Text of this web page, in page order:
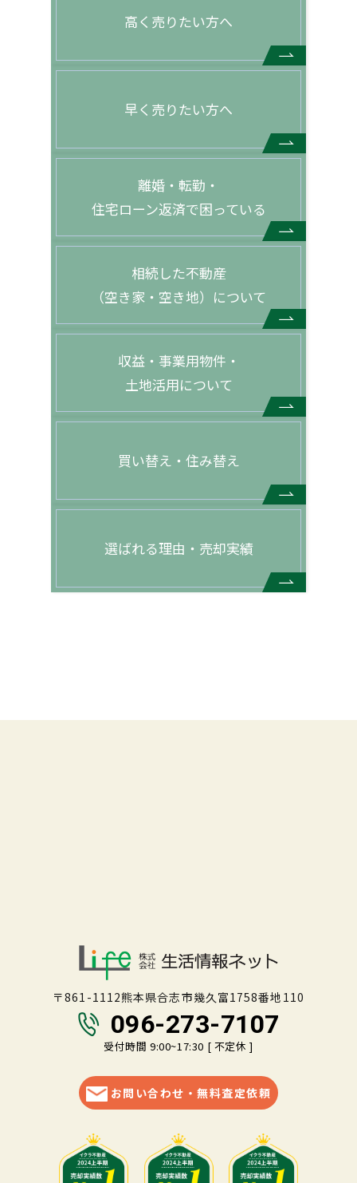
高く売りたい方へ
早く売りたい方へ
離婚・転勤・
住宅ローン返済で困っている
相続した不動産
（空き家・空き地）について
収益・事業用物件・
土地活用について
買い替え・住み替え
選ばれる理由・売却実績
〒861-1112熊本県合志市幾久富1758番地110
096-273-7107
受付時間 9:00~17:30 [ 不定休 ]
お問い合わせ・無料査定依頼